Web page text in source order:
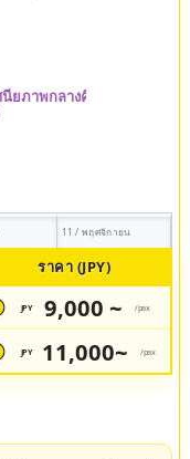
11 / พฤศจิกายน
ราคา (JPY)
JPY 9,000 ~ /pax
JPY 11,000~ /pax